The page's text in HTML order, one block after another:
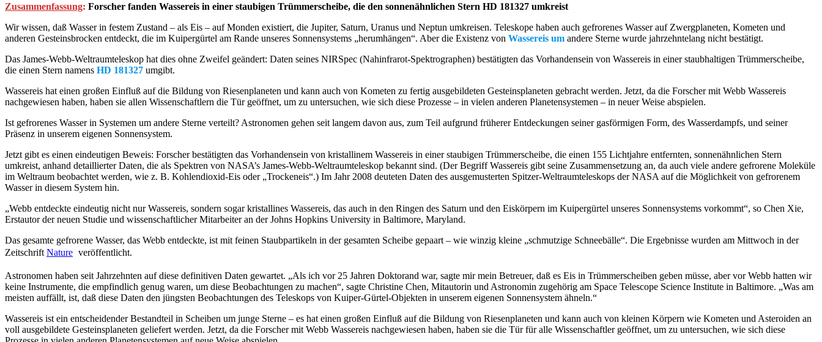
Zusammenfassung: Forscher fanden Wassereis in einer staubigen Trümmerscheibe, die den sonnenähnlichen Stern HD 181327 umkreist
Wir wissen, daß Wasser in festem Zustand – als Eis – auf Monden existiert, die Jupiter, Saturn, Uranus und Neptun umkreisen. Teleskope haben auch gefrorenes Wasser auf Zwergplaneten, Kometen und
anderen Gesteinsbrocken entdeckt, die im Kuipergürtel am Rande unseres Sonnensystems „herumhängen“. Aber die Existenz von Wassereis um andere Sterne wurde jahrzehntelang nicht bestätigt.
Das James-Webb-Weltraumteleskop hat dies ohne Zweifel geändert: Daten seines NIRSpec (Nahinfrarot-Spektrographen) bestätigten das Vorhandensein von Wassereis in einer staubhaltigen Trümmerscheibe,
die einen Stern namens HD 181327 umgibt.
Wassereis hat einen großen Einfluß auf die Bildung von Riesenplaneten und kann auch von Kometen zu fertig ausgebildeten Gesteinsplaneten gebracht werden. Jetzt, da die Forscher mit Webb Wassereis
nachgewiesen haben, haben sie allen Wissenschaftlern die Tür geöffnet, um zu untersuchen, wie sich diese Prozesse – in vielen anderen Planetensystemen – in neuer Weise abspielen.
Ist gefrorenes Wasser in Systemen um andere Sterne verteilt? Astronomen gehen seit langem davon aus, zum Teil aufgrund früherer Entdeckungen seiner gasförmigen Form, des Wasserdampfs, und seiner
Präsenz in unserem eigenen Sonnensystem.
Jetzt gibt es einen eindeutigen Beweis: Forscher bestätigten das Vorhandensein von kristallinem Wassereis in einer staubigen Trümmerscheibe, die einen 155 Lichtjahre entfernten, sonnenähnlichen Stern
umkreist, anhand detaillierter Daten, die als Spektren von NASA’s James-Webb-Weltraumteleskop bekannt sind. (Der Begriff Wassereis gibt seine Zusammensetzung an, da auch viele andere gefrorene Moleküle
im Weltraum beobachtet werden, wie z. B. Kohlendioxid-Eis oder „Trockeneis“.) Im Jahr 2008 deuteten Daten des ausgemusterten Spitzer-Weltraumteleskops der NASA auf die Möglichkeit von gefrorenem
Wasser in diesem System hin.
„Webb entdeckte eindeutig nicht nur Wassereis, sondern sogar kristallines Wassereis, das auch in den Ringen des Saturn und den Eiskörpern im Kuipergürtel unseres Sonnensystems vorkommt“, so Chen Xie,
Erstautor der neuen Studie und wissenschaftlicher Mitarbeiter an der Johns Hopkins University in Baltimore, Maryland.
Das gesamte gefrorene Wasser, das Webb entdeckte, ist mit feinen Staubpartikeln in der gesamten Scheibe gepaart – wie winzig kleine „schmutzige Schneebälle“. Die Ergebnisse wurden am Mittwoch in der
Zeitschrift Nature veröffentlicht.
Astronomen haben seit Jahrzehnten auf diese definitiven Daten gewartet. „Als ich vor 25 Jahren Doktorand war, sagte mir mein Betreuer, daß es Eis in Trümmerscheiben geben müsse, aber vor Webb hatten wir
keine Instrumente, die empfindlich genug waren, um diese Beobachtungen zu machen“, sagte Christine Chen, Mitautorin und Astronomin zugehörig am Space Telescope Science Institute in Baltimore. „Was am
meisten auffällt, ist, daß diese Daten den jüngsten Beobachtungen des Teleskops von Kuiper-Gürtel-Objekten in unserem eigenen Sonnensystem ähneln.“
Wassereis ist ein entscheidender Bestandteil in Scheiben um junge Sterne – es hat einen großen Einfluß auf die Bildung von Riesenplaneten und kann auch von kleinen Körpern wie Kometen und Asteroiden an
voll ausgebildete Gesteinsplaneten geliefert werden. Jetzt, da die Forscher mit Webb Wassereis nachgewiesen haben, haben sie die Tür für alle Wissenschaftler geöffnet, um zu untersuchen, wie sich diese